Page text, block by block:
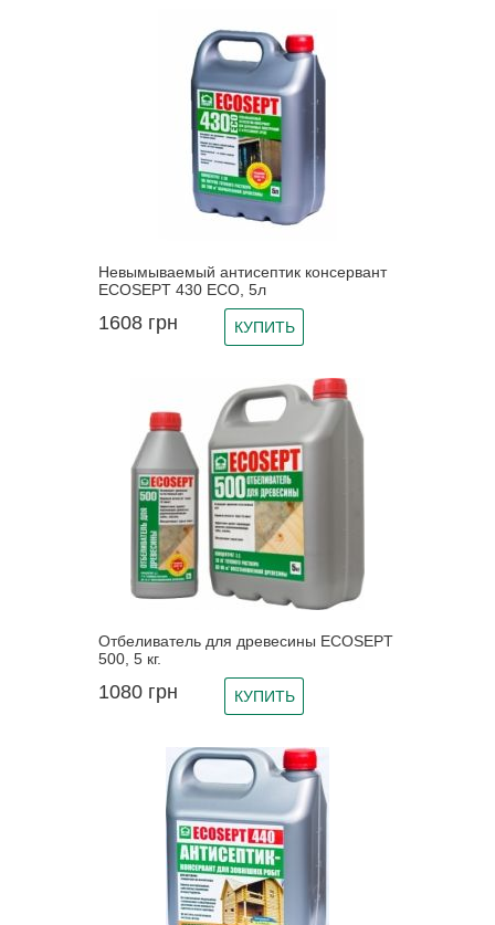
Невымываемый антисептик консервант
ECOSEPT 430 ECO, 5л
1608 грн КУПИТЬ
Отбеливатель для древесины ECOSEPT
500, 5 кг.
1080 грн КУПИТЬ